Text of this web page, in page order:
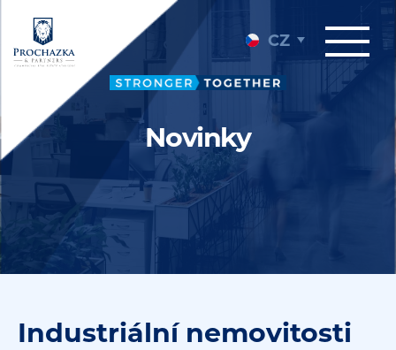
CZ
Novinky
Industriální nemovitosti